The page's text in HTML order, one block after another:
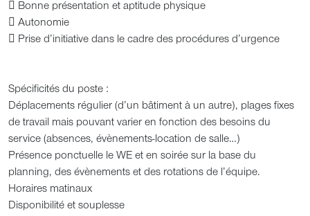
 Bonne présentation et aptitude physique
 Autonomie
 Prise d’initiative dans le cadre des procédures d’urgence
Spécificités du poste :
Déplacements régulier (d’un bâtiment à un autre), plages fixes
de travail mais pouvant varier en fonction des besoins du
service (absences, évènements-location de salle…)
Présence ponctuelle le WE et en soirée sur la base du
planning, des évènements et des rotations de l’équipe.
Horaires matinaux
Disponibilité et souplesse